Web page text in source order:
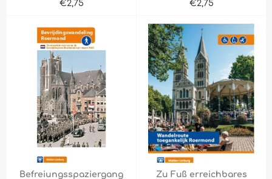
Normaler
€2,75
Normaler
€2,75
Befreiungsspaziergang Zu Fuß erreichbares